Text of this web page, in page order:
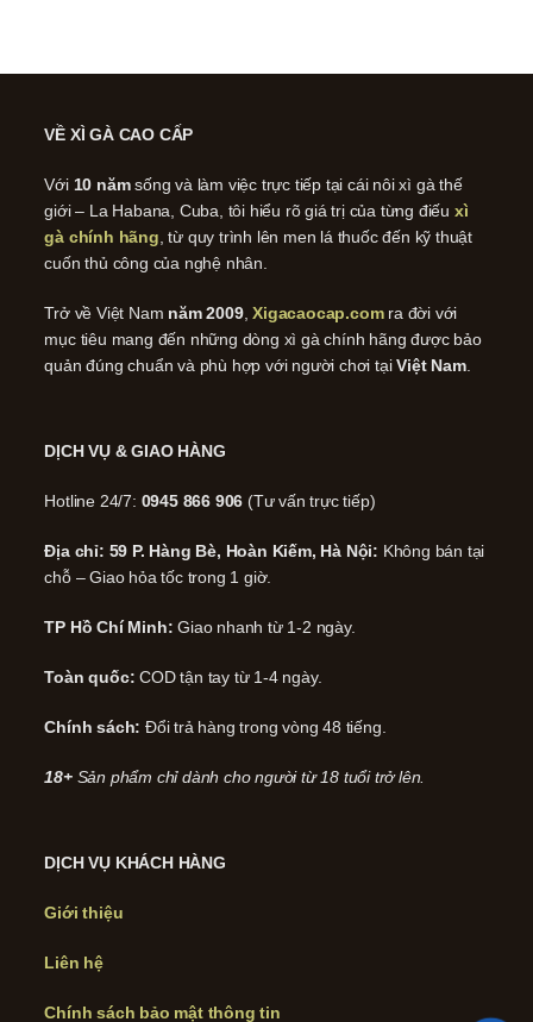
VỀ XÌ GÀ CAO CẤP
Với 10 nămsống và làm việc trực tiếp tại cái nôi xì gà thế
giới – La Habana, Cuba, tôi hiểu rõ giá trị của từng điếu xì
gà chính hãng, từ quy trình lên men lá thuốc đến kỹ thuật
cuốn thủ công của nghệ nhân.
Trở về Việt Nam năm 2009,Xigacaocap.comra đời với
mục tiêu mang đến những dòng xì gà chính hãng được bảo
quản đúng chuẩn và phù hợp với người chơi tạiViệt Nam.
DỊCH VỤ & GIAO HÀNG
Hotline 24/7: 0945 866 906 (Tư vấn trực tiếp)
Địa chỉ: 59 P. Hàng Bè, Hoàn Kiếm, Hà Nội: Không bán tại
chỗ – Giao hỏa tốc trong 1 giờ.
TP Hồ Chí Minh: Giao nhanh từ 1-2 ngày.
Toàn quốc: COD tận tay từ 1-4 ngày.
Chính sách: Đổi trả hàng trong vòng 48 tiếng.
18+ Sản phẩm chỉ dành cho người từ 18 tuổi trở lên.
DỊCH VỤ KHÁCH HÀNG
Giới thiệu
Liên hệ
Chính sách bảo mật thông tin